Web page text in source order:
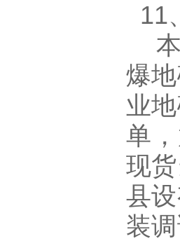
11
本
爆
业
单
现
县
装